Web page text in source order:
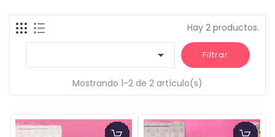
Hay 2 productos.
 Filtrar
Mostrando 1-2 de 2 artículo(s)